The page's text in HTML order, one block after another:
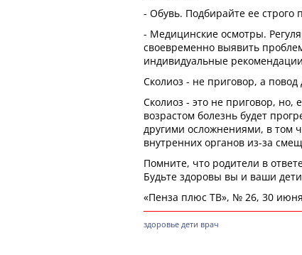
- Обувь. Подбирайте ее строго
- Медицинские осмотры.
своевременно выявить
индивидуальные
Сколиоз - не приговор, а повод
Сколиоз - это не приговор, но,
возрастом болезнь будет
другими осложнениями, в том
внутренних органов из-за
Помните, что родители в
Будьте здоровы вы и ваши
«Пенза плюс ТВ», № 26, 30
здоровье дети врач